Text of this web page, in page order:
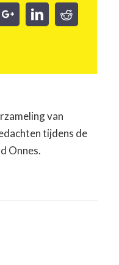
van
tijdens de
Onnes.